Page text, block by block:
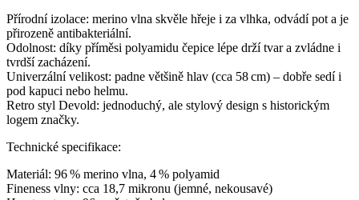
Přírodní izolace: merino vlna skvěle hřeje i za vlhka, odvádí pot a je
přirozeně antibakteriální.
Odolnost: díky příměsi polyamidu čepice lépe drží tvar a zvládne i
tvrdší zacházení.
Univerzální velikost: padne většině hlav (cca 58 cm) – dobře sedí i
pod kapuci nebo helmu.
Retro styl Devold: jednoduchý, ale stylový design s historickým
logem značky.
Technické specifikace:
Materiál: 96 % merino vlna, 4 % polyamid
Fineness vlny: cca 18,7 mikronu (jemné, nekousavé)